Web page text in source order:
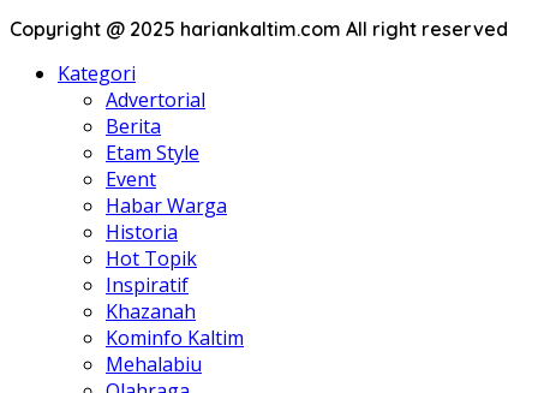
Copyright @ 2025 hariankaltim.com All right reserved
Kategori
Advertorial
Berita
Etam Style
Event
Habar Warga
Historia
Hot Topik
Inspiratif
Khazanah
Kominfo Kaltim
Mehalabiu